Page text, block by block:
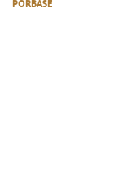
PORBASE